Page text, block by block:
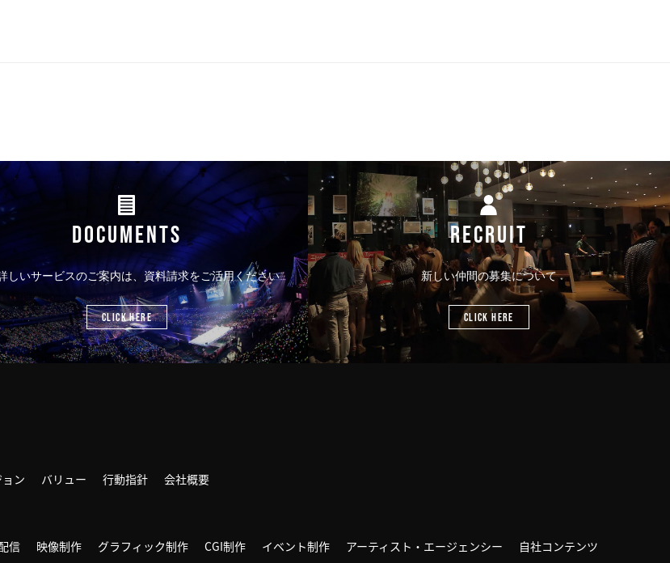
DOCUMENTS
しいサービスのご案内は、資料請求をご活用ください
CLICK HERE
RECRUIT
新しい仲間の募集について
CLICK HERE
ン バリュー 行動指針 会社概要
信 映像制作 グラフィック制作 CGI制作 イベント制作 アーティスト・エージェンシー 自社コンテンツ